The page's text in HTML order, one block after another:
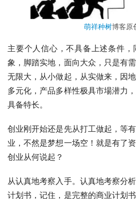
萌祥种树博客原
主要个人信心，不具备上述条件，
象，脚踏实地，面向大众，只是有
无限大，从小做起，从实做来，因
多元化，产品多样性极具市場潜力
具备特长。
创业刚开始还是先从打工做起，等
业，不然是梦想一场空！就是有了
创业从何说起？
从认真地考察入手。认真地考察分
计划书，记住，是完整的商业计划